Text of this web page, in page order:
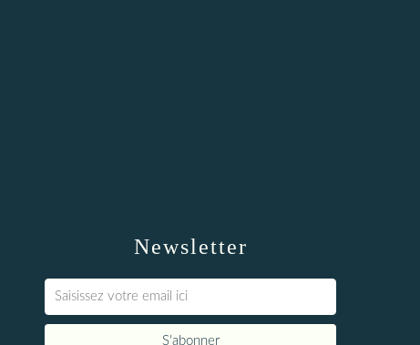
Newsletter